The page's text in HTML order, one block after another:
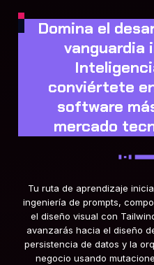
Domina el
vanguardia
conviértete
software
mercado
Tu ruta de aprendizaje
ingeniería de prompts,
el diseño visual con
avanzarás hacia el diseño
persistencia de datos y la
negocio usando